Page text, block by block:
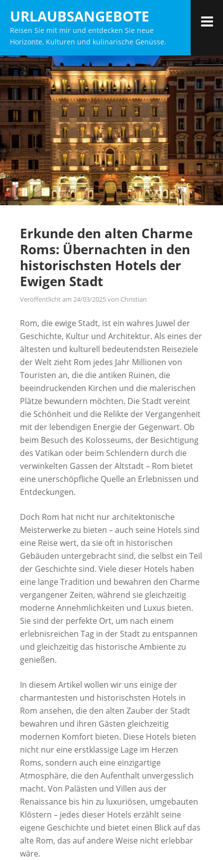
Inhalt
springen
URLAUBSANGEBOTE
Reisen Sie mit mir und entdecken Sie neue
Horizonte, Kulturen und kulinarische Genüsse.
Erkunde den alten Charme
Roms: Übernachten in den
historischsten Hotels der
Ewigen Stadt
Veröffentlicht am 24/03/2025von Christian
Rom, die ewige Stadt, ist ein wahres Juwel der
Geschichte, Kultur und Architektur. Als eines der
ältesten und kulturell bedeutendsten Reiseziele
der Welt zieht Rom jedes Jahr Millionen von
Touristen an, die die antiken Ruinen, die
beeindruckenden Kirchen und die malerischen
Plätze bewundern möchten. Die Stadt vereint
die Schönheit und die Relikte der Vergangenheit
mit der lebendigen Energie der Gegenwart. Ob
beim Besuch des Kolosseums, der Besichtigung
des Vatikan oder beim Schlendern durch die
verwinkelten Gassen der Altstadt – Rom bietet
eine unerschöpfliche Quelle an Erlebnissen und
Entdeckungen.
Doch Rom hat nicht nur architektonische
Meisterwerke zu bieten – auch seine Hotels sind
eine Reise wert, da sie oft in historischen
Gebäuden untergebracht sind, die selbst ein Teil
der Geschichte sind. Viele dieser Hotels haben
eine lange Tradition und bewahren den Charme
vergangener Zeiten, während sie gleichzeitig
moderne Annehmlichkeiten und Luxus bieten.
Sie sind der perfekte Ort, um nach einem
erlebnisreichen Tag in der Stadt zu entspannen
und gleichzeitig das historische Ambiente zu
genießen.
In diesem Artikel wollen wir uns einige der
charmantesten und historischsten Hotels in
Rom ansehen, die den alten Zauber der Stadt
bewahren und ihren Gästen gleichzeitig
modernen Komfort bieten. Diese Hotels bieten
nicht nur eine erstklassige Lage im Herzen
Roms, sondern auch eine einzigartige
Atmosphäre, die den Aufenthalt unvergesslich
macht. Von Palästen und Villen aus der
Renaissance bis hin zu luxuriösen, umgebauten
Klöstern – jedes dieser Hotels erzählt seine
eigene Geschichte und bietet einen Blick auf das
alte Rom, das auf andere Weise nicht erlebbar
wäre.